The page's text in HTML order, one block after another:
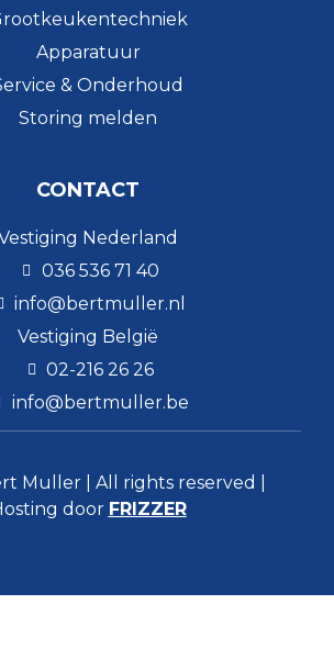
Apparatuur
& Onderhoud
Storing melden
CONTACT
Nederland
036 536 71 40
info@bertmuller.nl
Vestiging België
02-216 26 26
info@bertmuller.be
Muller | All rights reserved |
door FRIZZER